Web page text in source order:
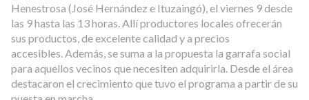
Henestrosa (José Hernández e Ituzaingó), el viernes 9 desde
las 9 hasta las 13 horas. Allí productores locales ofrecerán
sus productos, de excelente calidad y a precios
accesibles. Además, se suma a la propuesta la garrafa social
para aquellos vecinos que necesiten adquirirla. Desde el área
destacaron el crecimiento que tuvo el programa a partir de su